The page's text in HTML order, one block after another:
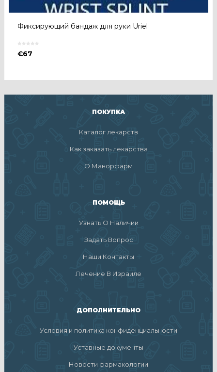
Фиксирующий бандаж для руки Uriel
€67
ПОКУПКА
Каталог лекарств
Как заказать лекарства
О Манорфарм
ПОМОЩЬ
Узнать О Наличии
Задать Вопрос
Наши Контакты
Лечение В Израиле
ДОПОЛНИТЕЛЬНО
Условия и политика конфиденциальности
Уставные документы
Новости фармакологии